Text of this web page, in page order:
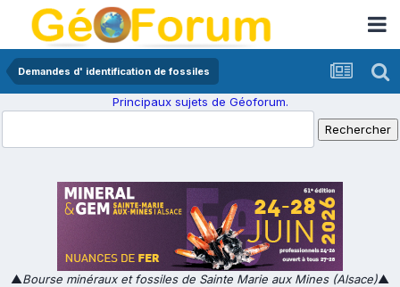
Demandes d' identification de fossiles
Principaux sujets de Géoforum.
▲Bourse minéraux et fossiles de Sainte Marie aux Mines (Alsace)▲